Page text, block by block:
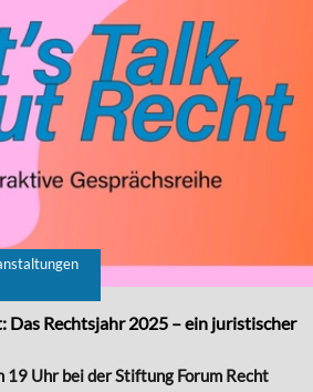
Das Rechtsjahr 2025 – ein juristischer
19 Uhr bei der Stiftung Forum Recht